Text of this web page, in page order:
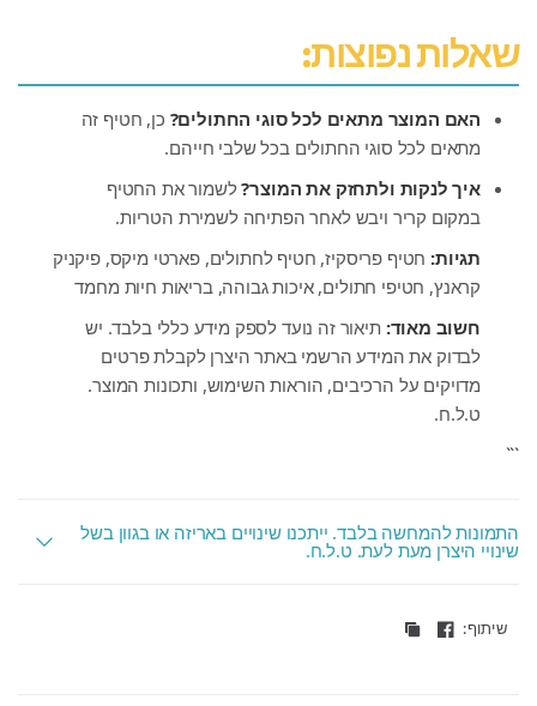
שאלות נפוצות:
האם המוצר מתאים לכל סוגי החתולים? כן, חטיף זה
מתאים לכל סוגי החתולים בכל שלבי חייהם.
איך לנקות ולתחזק את המוצר?לשמור את החטיף
במקום קריר ויבש לאחר הפתיחה לשמירת הטריות.
תגיות: חטיף פריסקיז, חטיף לחתולים, פארטי מיקס, פיקניק
קראנץ, חטיפי חתולים, איכות גבוהה, בריאות חיות מחמד
חשוב מאוד: תיאור זה נועד לספק מידע כללי בלבד. יש
לבדוק את המידע הרשמי באתר היצרן לקבלת פרטים
מדויקים על הרכיבים, הוראות השימוש, ותכונות המוצר.
ט.ל.ח.
```
התמונות להמחשה בלבד. ייתכנו שינויים באריזה או בגוון בשל
שינויי היצרן מעת לעת. ט.ל.ח.
שיתוף: